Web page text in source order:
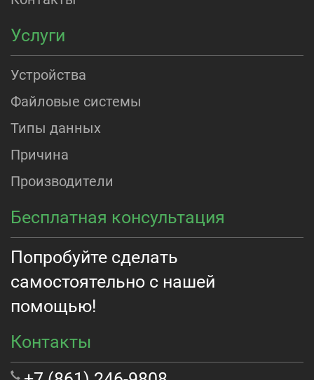
Услуги
Устройства
Файловые системы
Типы данных
Причина
Производители
Бесплатная консультация
Попробуйте сделать
самостоятельно с нашей
помощью!
Контакты